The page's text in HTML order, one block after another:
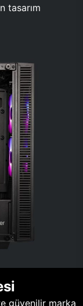
tasarım
güvenilir marka